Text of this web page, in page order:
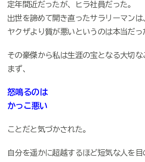
定年間近だったが、ヒラ社員だった。
出世を諦めて開き直ったサラリーマンは
ヤクザより質が悪いというのは本当だっ
その豪傑から私は生涯の宝となる大切な
まず、
怒鳴るのは
かっこ悪い
ことだと気づかされた。
自分を遥かに超越するほど短気な人を目